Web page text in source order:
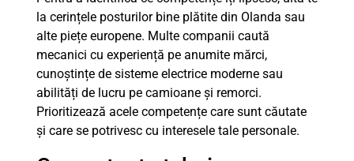
la cerințele posturilor bine plătite din Olanda sau
alte piețe europene. Multe companii caută
mecanici cu experiență pe anumite mărci,
cunoștințe de sisteme electrice moderne sau
abilități de lucru pe camioane și remorci.
Prioritizează acele competențe care sunt căutate
și care se potrivesc cu interesele tale personale.